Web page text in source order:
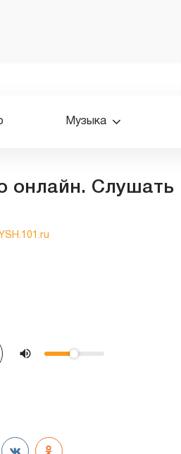
Музыка
онлайн. Слушать